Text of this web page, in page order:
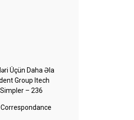
Üçün Daha Əla
Group Itech
– 236